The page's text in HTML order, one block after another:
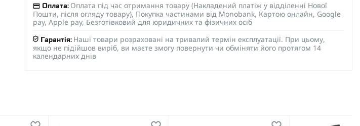
Оплата: Оплата під час отримання товару (Накладений платіж у відділенні Нової
Пошти, після огляду товару), Покупка частинами від Monobank, Картою онлайн, Google
pay, Apple pay, Безготівковий для юридичних та фізичних осіб
Гарантія: Наші товари розраховані на тривалий термін експлуатації. При цьому,
якщо не підійшов виріб, ви маєте змогу повернути чи обміняти його протягом 14
календарних днів